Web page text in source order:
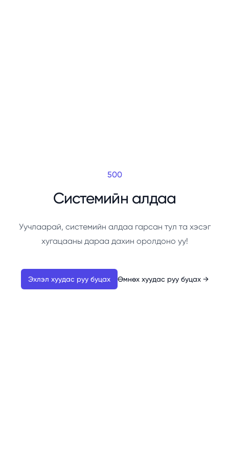
500
Системийн алдаа
Уучлаарай, системийн алдаа гарсан тул та хэсэг
хугацааны дараа дахин оролдоно уу!
Эхлэл хуудас руу буцах Өмнөх хуудас руу буцах →